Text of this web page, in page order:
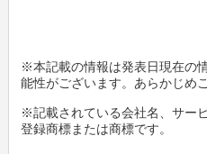
※本記載の情報は発表日現在の
能性がございます。あらかじめ
※記載されている会社名、サー
登録商標または商標です。